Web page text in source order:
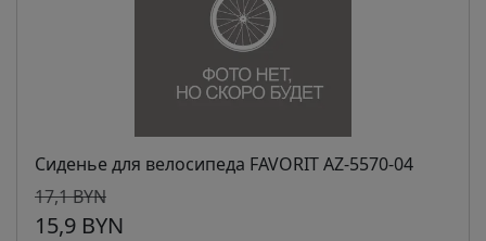
Сиденье для велосипеда FAVORIT AZ-5570-04
17,1 BYN
15,9 BYN